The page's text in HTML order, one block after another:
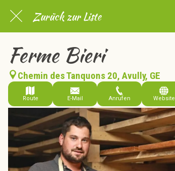
Zurück zur Liste
Ferme Bieri
Chemin des Tanquons 20, Avully, GE
Route E-Mail Anrufen Website